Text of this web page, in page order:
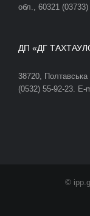
обл., 60321
ДП «ДГ
38720,
(0532) 55-92-23. E-
©